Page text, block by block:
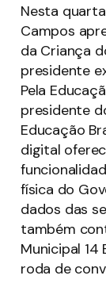
Nesta
Campos
da Criança
presidente
Pela
presidente
Educação
digital
física do
dados das
também
Municipal 14
roda de